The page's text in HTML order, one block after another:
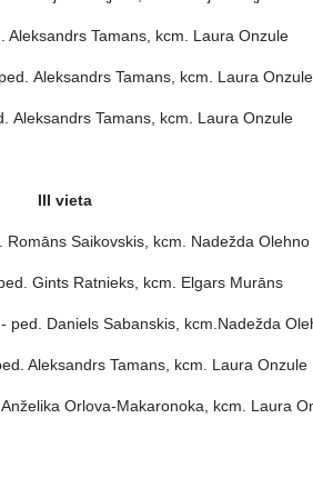
Aleksandrs Tamans, kcm. Laura Onzule
Aleksandrs Tamans, kcm. Laura Onzule
Aleksandrs Tamans, kcm. Laura Onzule
III vieta
Romāns Saikovskis, kcm. Nadežda Olehno
Gints Ratnieks, kcm. Elgars Murāns
ped. Daniels Sabanskis, kcm.Nadežda
Aleksandrs Tamans, kcm. Laura Onzule
Orlova-Makaronoka, kcm. Laura